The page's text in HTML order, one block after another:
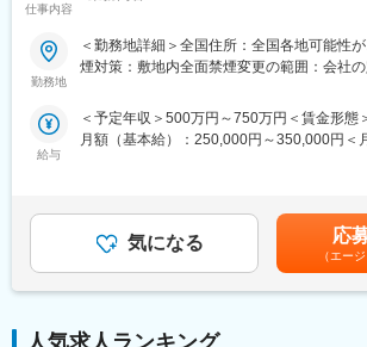
深在性真菌症治療剤
成ファーマは「グローバルスペシャリティ
います。旭化成ファーマが特に注力してい
上市により新たに参入した血液・感染症領
ンス向上、売上拡大のために、一緒に歩ん
ます。
変更の範囲：会社の定める業務
仕事内容
品の情報提供や提案活動を行います。有効
量などの医薬情報を正確に伝え、適正使用を
領域以外の新薬も上市しており、腎内・循
い診療科を訪問しています。
・フェインジェクト：鉄欠乏性貧血治療剤
・アコファイド：機能性ディスペプシア治
■研修制度：
学びます。
勤務地
＜勤務地詳細＞全国住所：全国各地可能性
煙対策：敷地内全面禁煙変更の範囲：会社
給与
＜予定年収＞500万円～750万円＜賃金形態
月額（基本給）：250,000円～350,000円＜
す。賃金はあくまでも目安の金額であり、
可能性があります。月給(月額)は固定手当を
気になる 応
（エー
人気求人ランキング